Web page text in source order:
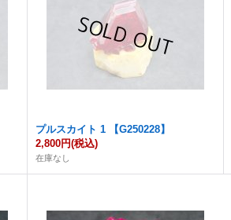
プルスカイト 1 【G250228】
2,800円(税込)
在庫なし